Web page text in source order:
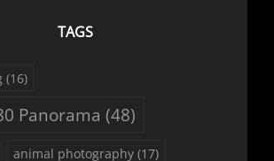
TAGS
(16)
Panorama (48)
animal photography (17)